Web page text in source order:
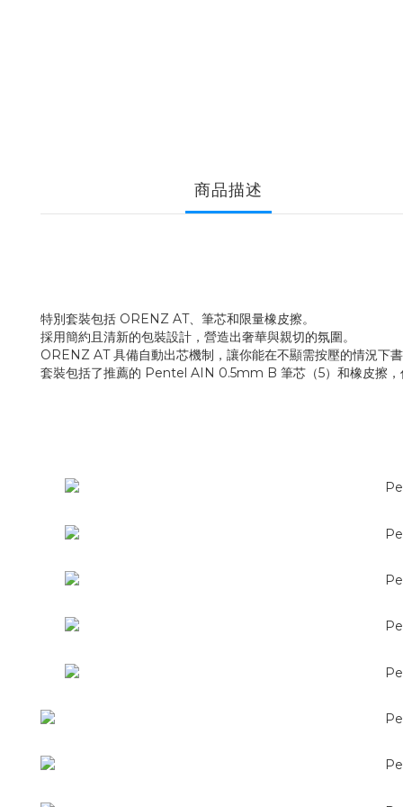
商品描述
特別套裝包括 ORENZ AT、筆芯和限量橡皮擦。
採用簡約且清新的包裝設計，營造出奢華與親切的氛圍。
ORENZ AT 具備自動出芯機制，讓你能在不顯需按壓的情況下
套裝包括了推薦的 Pentel AIN 0.5mm B 筆芯（5）和橡皮擦，